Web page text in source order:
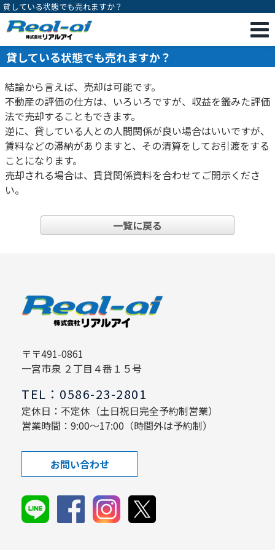
貸している状態でも売れますか？
貸している状態でも売れますか？
結論から言えば、売却は可能です。
不動産の評価の仕方は、いろいろですが、収益を鑑みた評価
法で売却することもできます。
逆に、貸している人との人間関係が良い場合はいいですが、
賃料などの滞納がありますと、その清算をしてお引渡をする
ことになります。
売却される場合は、賃貸関係資料を合わせてご開示くださ
い。
一覧に戻る
〒〒491-0861
一宮市泉 ２丁目４番１５号
TEL：0586-23-2801
定休日：不定休（土日祝日完全予約制営業）
営業時間：9:00～17:00（時間外は予約制）
お問い合わせ